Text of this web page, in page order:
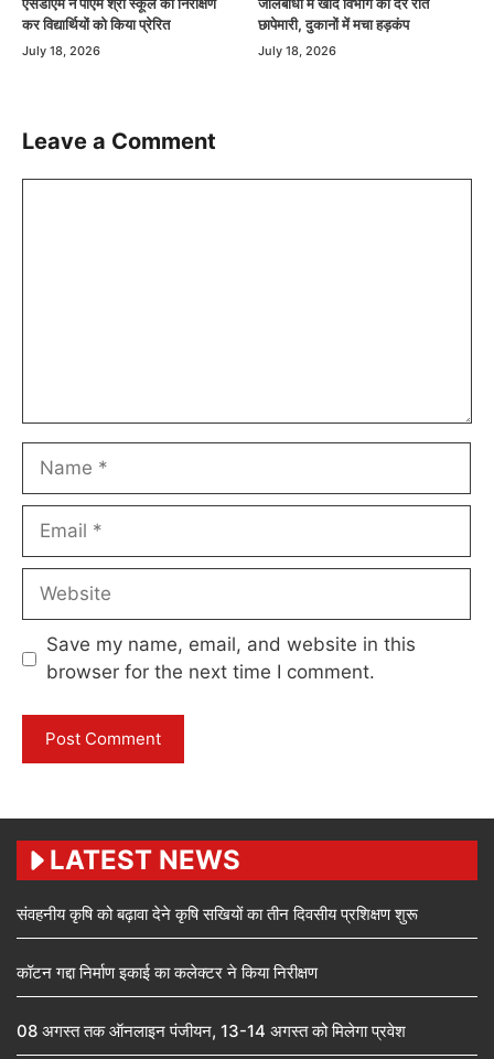
कर विद्यार्थियों को किया प्रेरित
July 18, 2026
छापेमारी, दुकानों में मचा हड़कंप
July 18, 2026
Leave a Comment
Name
Email
Website
Save my name, email, and website in this
browser for the next time I comment.
LATEST NEWS
संवहनीय कृषि को बढ़ावा देने कृषि सखियों का तीन दिवसीय प्रशिक्षण शुरू
कॉटन गद्दा निर्माण इकाई का कलेक्टर ने किया निरीक्षण
08 अगस्त तक ऑनलाइन पंजीयन, 13-14 अगस्त को मिलेगा प्रवेश